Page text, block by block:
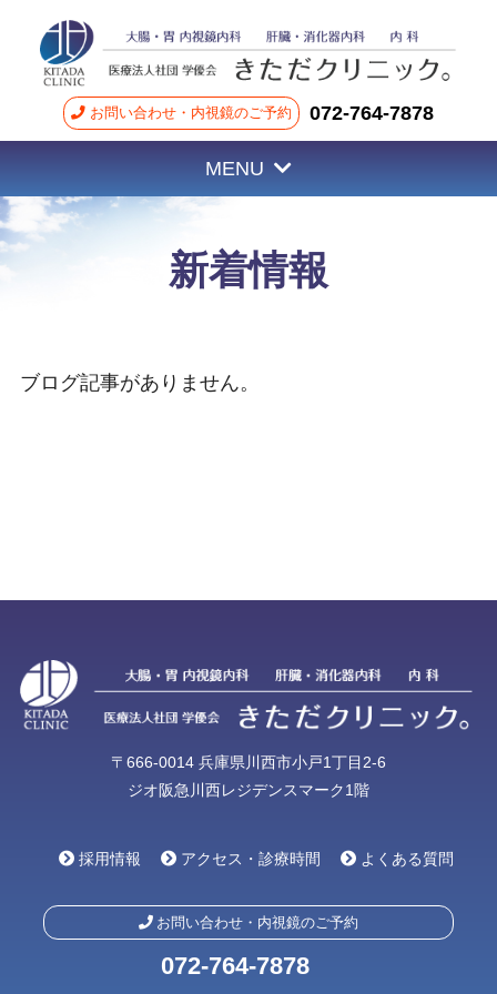
お問い合わせ・内視鏡のご予約 072-764-7878
MENU
新着情報
ブログ記事がありません。
〒666-0014 兵庫県川西市小戸1丁目2-6
ジオ阪急川西レジデンスマーク1階
採用情報 アクセス・診療時間 よくある質問
お問い合わせ・内視鏡のご予約
072-764-7878